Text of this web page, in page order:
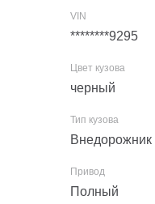
********9295
черный
Внедорожник
Полный